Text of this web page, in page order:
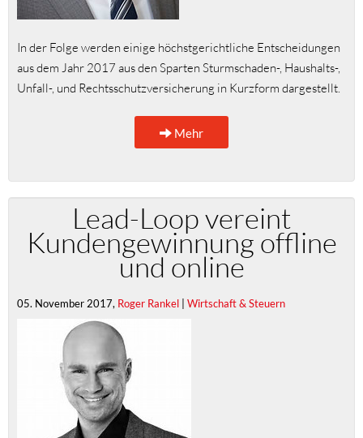
In der Folge werden einige höchstgerichtliche Entscheidungen
aus dem Jahr 2017 aus den Sparten Sturmschaden-, Haushalts-,
Unfall-, und Rechtsschutzversicherung in Kurzform dargestellt.
Mehr
Lead-Loop vereint
Kundengewinnung offline
und online
05. November 2017, Roger Rankel | Wirtschaft & Steuern